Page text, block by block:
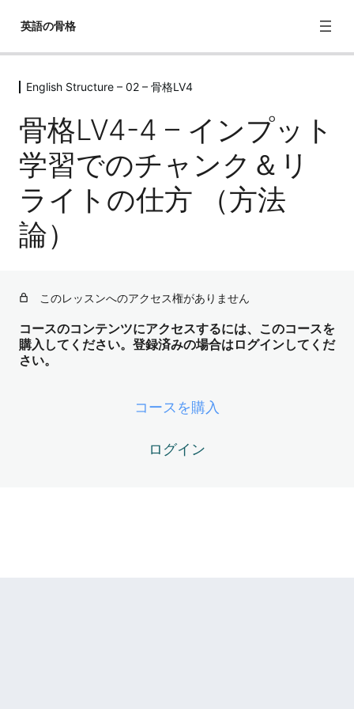
英語の骨格
English Structure – 02 – 骨格LV1
English Structure – 02 – 骨格LV2
8レッスン
English Structure – 02 – 骨格LV3
10レッスン
English Structure – 02 – 骨格LV4
骨格LV4-1 – 超よく使うチャンク（意見・思考・感情フィ
骨格LV4-2 – その他よく使うチャンク
骨格LV4-3 – 一単語ではない主語・補語・目的語・節など
になるもの（句・節・to不定詞・動名詞など）に慣れる
English Structure – 02 – 骨格LV4
骨格LV4-4 – インプット
学習でのチャンク＆リ
ライトの仕方 （方法
論）
このレッスンへのアクセス権がありません
コースのコンテンツにアクセスするには、このコースを
購入してください。登録済みの場合はログインしてくだ
さい。
コースを購入
ログイン